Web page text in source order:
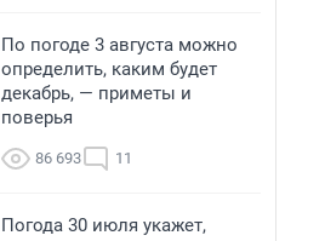
По погоде 3 августа можно
определить, каким будет
декабрь, — приметы и
поверья
86 693 11
Погода 30 июля укажет,